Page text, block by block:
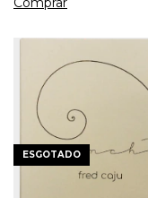
ESGOTADO